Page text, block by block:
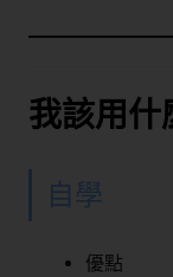
我該用什
自學
優點